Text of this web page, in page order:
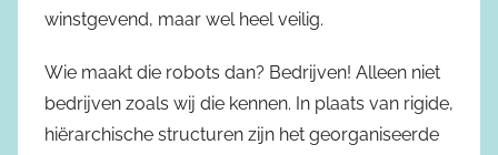
winstgevend, maar wel heel veilig.
Wie maakt die robots dan? Bedrijven! Alleen niet
bedrijven zoals wij die kennen. In plaats van rigide,
hiërarchische structuren zijn het georganiseerde